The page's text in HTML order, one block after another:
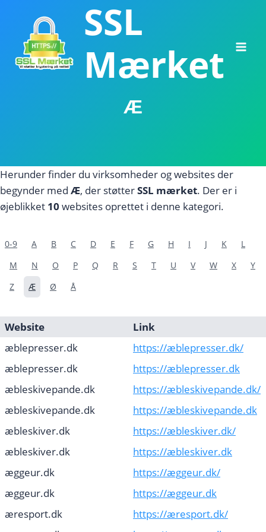
indhold
SSL
Mærket
Æ
Herunder finder du virksomheder og websites der
begynder med Æ, der støtterSSL mærket. Der er i
øjeblikket 10 websites oprettet i denne kategori.
0-9 A B C D E F G H I J K
L
M
N O P Q R S T U V W X
Y
Z
Æ Ø Å
Website
Link
æblepresser.dk
https://æblepresser.dk/
æblepresser.dk
https://æblepresser.dk
æbleskivepande.dk
https://æbleskivepande.dk/
æbleskivepande.dk
https://æbleskivepande.dk
æbleskiver.dk
https://æbleskiver.dk/
æbleskiver.dk
https://æbleskiver.dk
æggeur.dk
https://æggeur.dk/
æggeur.dk
https://æggeur.dk
æresport.dk
https://æresport.dk/